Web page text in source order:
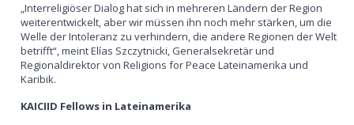
„Interreligiöser Dialog hat sich in mehreren Ländern der Region
weiterentwickelt, aber wir müssen ihn noch mehr stärken, um die
Welle der Intoleranz zu verhindern, die andere Regionen der Welt
betrifft“, meint Elías Szczytnicki, Generalsekretär und
Regionaldirektor von Religions for Peace Lateinamerika und
Karibik.
KAICIID Fellows in Lateinamerika